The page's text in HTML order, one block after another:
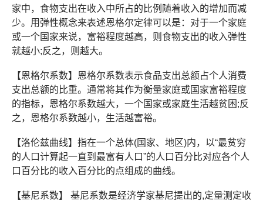
家中，食物支出在收入中所占的比例随着收入的增加而减
少。用弹性概念来表述恩格尔定律可以是：对于一个家庭
或一个国家来说，富裕程度越高，则食物支出的收入弹性
就越小;反之，则越大。
【恩格尔系数】恩格尔系数表示食品支出总额占个人消费
支出总额的比重。通常将其作为衡量家庭或国家富裕程度
的指标，恩格尔系数越大，一个国家或家庭生活越贫困;反
之，恩格尔系数越小，生活越富裕。
【洛伦兹曲线】指在一个总体(国家、地区)内，以“最贫穷
的人口计算起一直到最富有人口”的人口百分比对应各个人
口百分比的收入百分比的点组成的曲线。
【基尼系数】 基尼系数是经济学家基尼提出的,定量测定收